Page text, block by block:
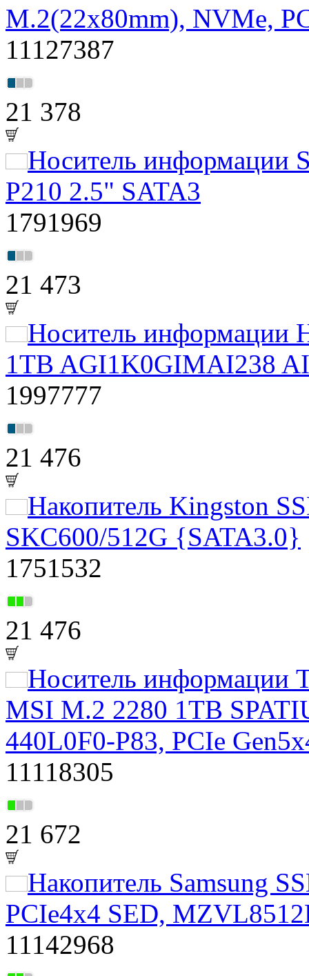
M.2(22x80mm), NVMe,
11127387
21 378
Носитель информации
P210 2.5" SATA3
1791969
21 473
Носитель информации
1TB AGI1K0GIMAI238
1997777
21 476
Накопитель Kingston
SKC600/512G {SATA3.0}
1751532
21 476
Носитель информации
MSI M.2 2280 1TB
440L0F0-P83, PCIe
11118305
21 672
Накопитель Samsung
PCIe4x4 SED,
11142968